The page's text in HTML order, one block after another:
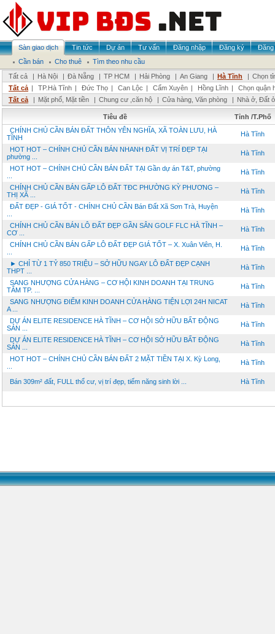
Sàn giao dịch Tin tức Dự án Tư vấn Đăng nhập Đăng ký
Đăng
Cần bán
Cho thuê
Tìm theo nhu cầu
Tất cả
| Hà Nội | Đà Nẵng | TP HCM | Hải Phòng | An Giang | Hà Tĩnh | Chọn
Tất cả | TP.Hà Tĩnh | Đức Thọ | Can Lộc | Cẩm Xuyên | Hồng Lĩnh |
Chọn quận
Tất cả
| Mặt phố, Mặt tiền | Chung cư ,căn hộ | Cửa hàng, Văn phòng | Nhà ở, Đất ở
Tiêu đề
Tỉnh /T.Phố
CHÍNH CHỦ CẦN BÁN ĐẤT THÔN YÊN NGHĨA, XÃ TOÀN LƯU, HÀ
TĨNH
Hà Tĩnh
HOT HOT – CHÍNH CHỦ CẦN BÁN NHANH ĐẤT VỊ TRÍ ĐẸP TẠI
phường ...
Hà Tĩnh
HOT HOT – CHÍNH CHỦ CẦN BÁN ĐẤT TẠI Gần dự án T&T, phường
Hà Tĩnh
CHÍNH CHỦ CẦN BÁN GẤP LÔ ĐẤT TĐC PHƯỜNG KỲ PHƯƠNG –
THỊ XÃ ...
Hà Tĩnh
ĐẤT ĐẸP - GIÁ TỐT - CHÍNH CHỦ CẦN Bán Đất Xã Sơn Trà, Huyện
Hà Tĩnh
CHÍNH CHỦ CẦN BÁN LÔ ĐẤT ĐẸP GẦN SÂN GOLF FLC HÀ TĨNH –
CƠ ...
Hà Tĩnh
CHÍNH CHỦ CẦN BÁN GẤP LÔ ĐẤT ĐẸP GIÁ TỐT – X. Xuân Viên, H.
Hà Tĩnh
► CHỈ TỪ 1 TỶ 850 TRIỆU – SỞ HỮU NGAY LÔ ĐẤT ĐẸP CẠNH
THPT ...
Hà Tĩnh
SANG NHƯỢNG CỬA HÀNG – CƠ HỘI KINH DOANH TẠI TRUNG
TÂM TP. ...
Hà Tĩnh
SANG NHƯỢNG ĐIỂM KINH DOANH CỬA HÀNG TIỆN LỢI 24H NICAT
A ...
Hà Tĩnh
DỰ ÁN ELITE RESIDENCE HÀ TĨNH – CƠ HỘI SỞ HỮU BẤT ĐỘNG
SẢN ...
Hà Tĩnh
DỰ ÁN ELITE RESIDENCE HÀ TĨNH – CƠ HỘI SỞ HỮU BẤT ĐỘNG
SẢN ...
Hà Tĩnh
HOT HOT – CHÍNH CHỦ CẦN BÁN ĐẤT 2 MẶT TIỀN TẠI X. Kỳ Long,
Hà Tĩnh
Bán 309m² đất, FULL thổ cư, vị trí đẹp, tiếm năng sinh lời ... Hà Tĩnh